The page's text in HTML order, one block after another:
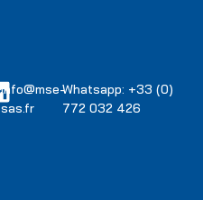
info@mse-
sas.fr
Whatsapp: +33 (0)
772 032 426